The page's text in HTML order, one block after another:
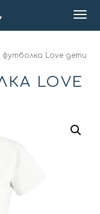
футболка Love дети
LOVE